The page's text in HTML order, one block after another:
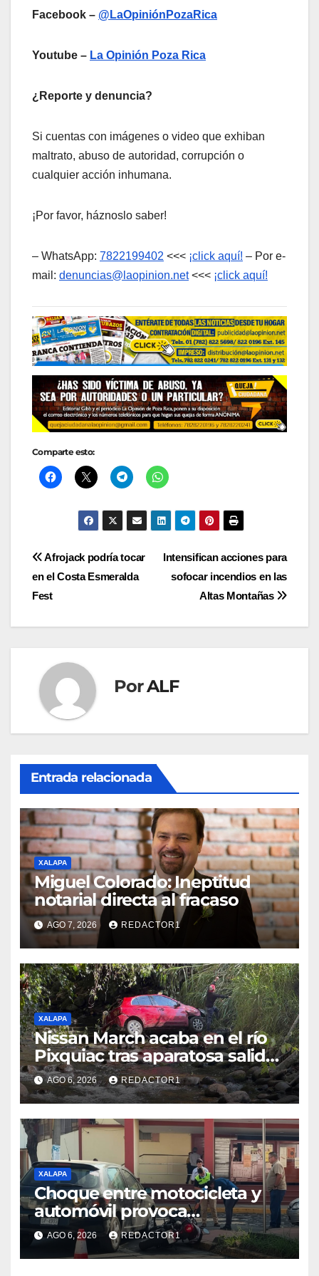
Facebook – @LaOpiniónPozaRica
Youtube – La Opinión Poza Rica
¿Reporte y denuncia?
Si cuentas con imágenes o video que exhiban
maltrato, abuso de autoridad, corrupción o
cualquier acción inhumana.
¡Por favor, háznoslo saber!
– WhatsApp: 7822199402 <<< ¡click aquí! – Por e-
mail: denuncias@laopinion.net<<< ¡click aquí!
Comparte esto:
Navegación
de
entradas
Intensifican acciones para
sofocar incendios en las
Altas Montañas
Afrojack podría tocar
en el Costa Esmeralda
Fest
PorALF
Entrada relacionada
XALAPA
Miguel Colorado: Ineptitud
notarial directa al fracaso
AGO 7, 2026 REDACTOR1
XALAPA
Nissan March acaba en el río
Pixquiac tras aparatosa salida
de camino en la carretera
Briones
AGO 6, 2026 REDACTOR1
XALAPA
Choque entre motocicleta y
automóvil provoca
movilización en calles de
Xalapa
AGO 6, 2026 REDACTOR1